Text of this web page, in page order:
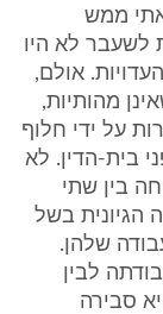
ממש
לשעבר לא היו
אולם,
מהותיות,
על ידי חלוף
בית-הדין. לא
בין שתי
הגיונית בשל
שלהן.
לבין
סבירה